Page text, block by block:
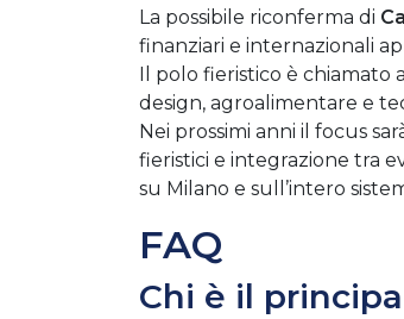
La possibile riconferma di
finanziari e internazionali
Il polo fieristico è
design, agroalimentare e
Nei prossimi anni il focus
fieristici e integrazione tra
su Milano e sull’intero
FAQ
Chi è il